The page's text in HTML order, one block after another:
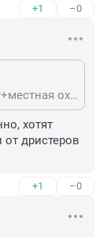
+1 –0
От туда гайцы приезжают выгоняют+местная охрана.
хотят
дристеров
+1 –0